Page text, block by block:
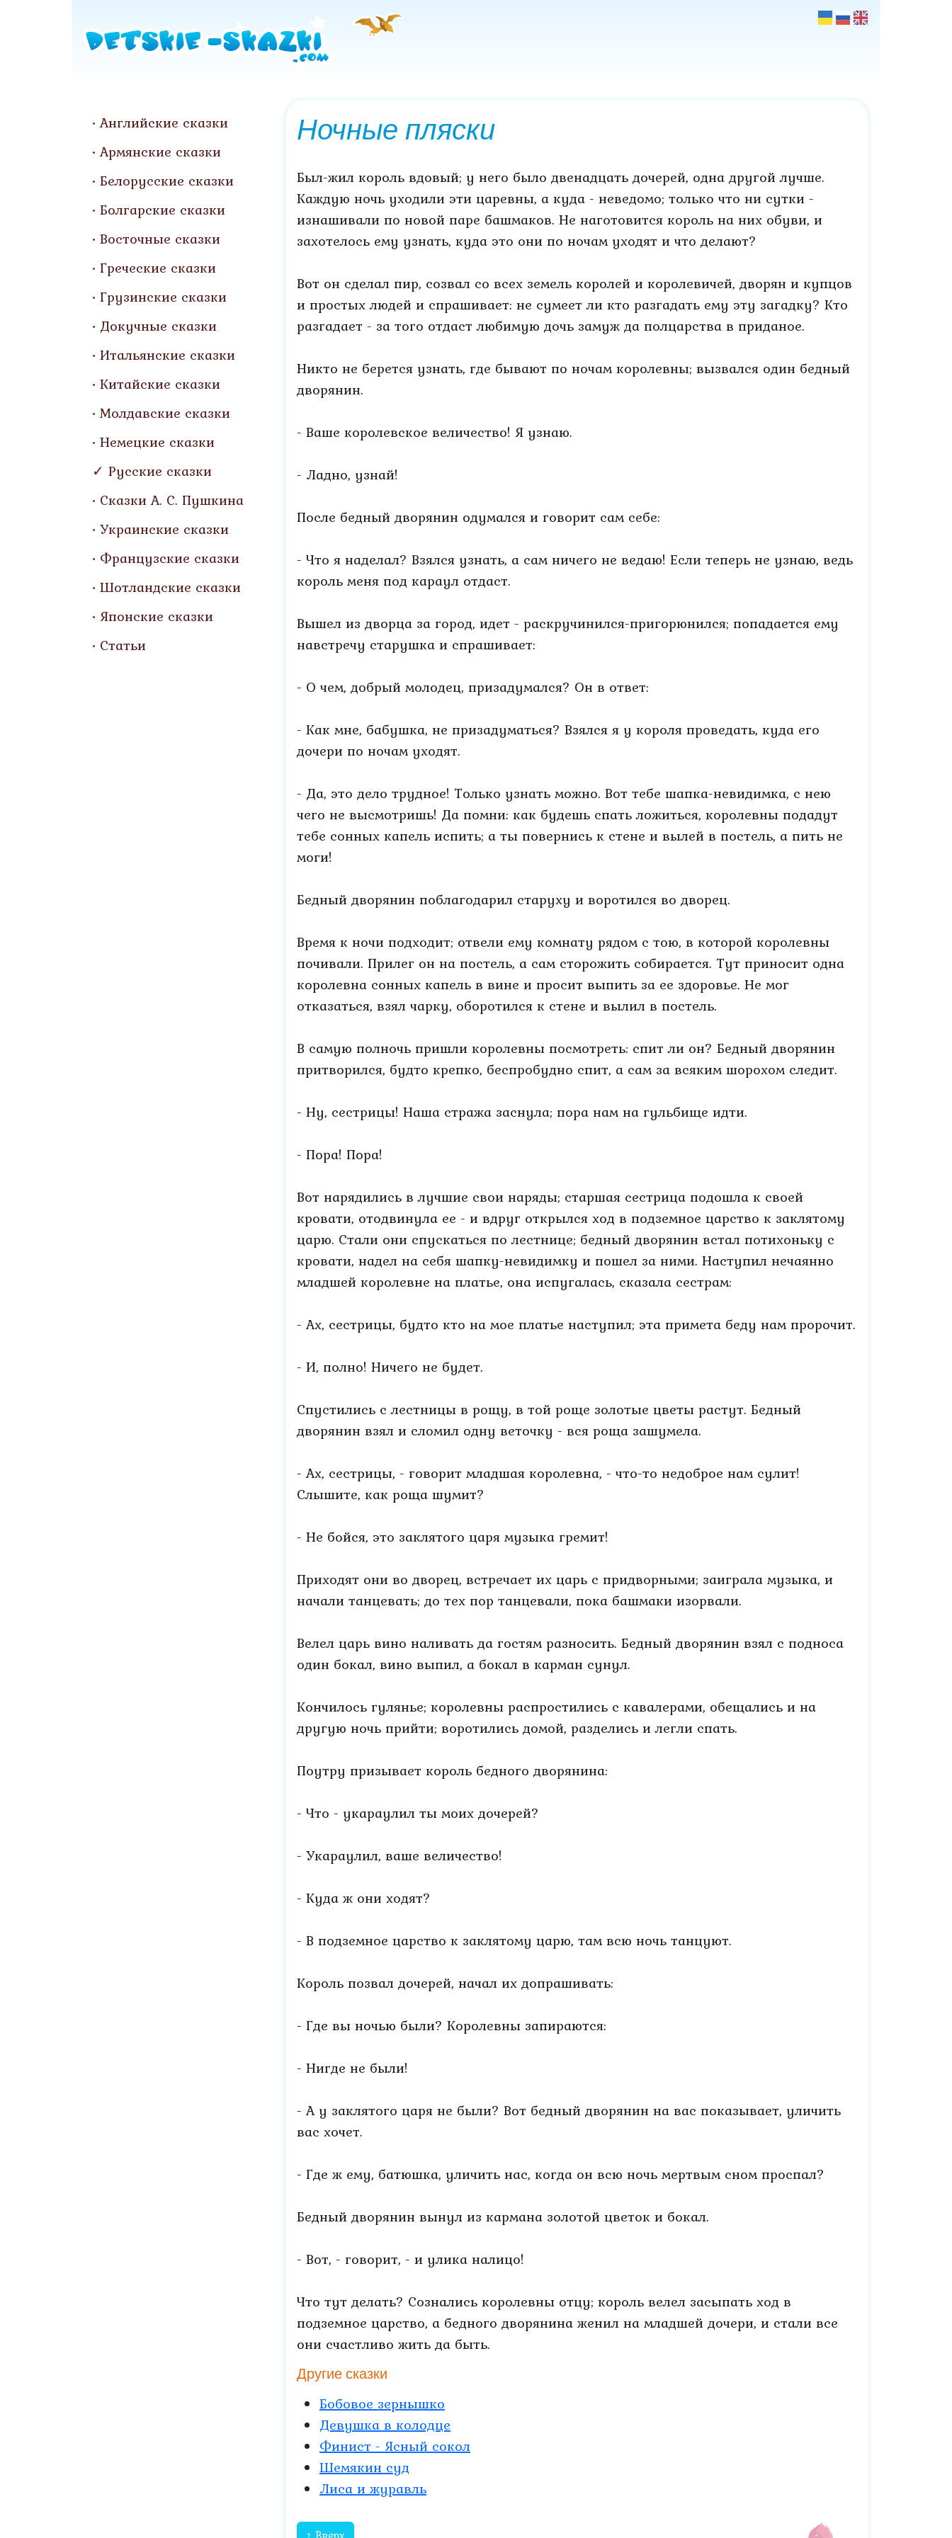
Английские сказки
Армянские сказки
Белорусские сказки
Болгарские сказки
Восточные сказки
Греческие сказки
Грузинские сказки
Докучные сказки
Итальянские сказки
Китайские сказки
Молдавские сказки
Немецкие сказки
Русские сказки
Сказки А. С. Пушкина
Украинские сказки
Французские сказки
Шотландские сказки
Японские сказки
Статьи
Ночные пляски
Был-жил король вдовый; у него было двенадцать дочерей, одна другой лучше.
Каждую ночь уходили эти царевны, а куда - неведомо; только что ни сутки -
изнашивали по новой паре башмаков. Не наготовится король на них обуви, и
захотелось ему узнать, куда это они по ночам уходят и что делают?
Вот он сделал пир, созвал со всех земель королей и королевичей, дворян и купцов
и простых людей и спрашивает: не сумеет ли кто разгадать ему эту загадку? Кто
разгадает - за того отдаст любимую дочь замуж да полцарства в приданое.
Никто не берется узнать, где бывают по ночам королевны; вызвался один бедный
дворянин.
- Ваше королевское величество! Я узнаю.
- Ладно, узнай!
После бедный дворянин одумался и говорит сам себе:
- Что я наделал? Взялся узнать, а сам ничего не ведаю! Если теперь не узнаю, ведь
король меня под караул отдаст.
Вышел из дворца за город, идет - раскручинился-пригорюнился; попадается ему
навстречу старушка и спрашивает:
- О чем, добрый молодец, призадумался? Он в ответ:
- Как мне, бабушка, не призадуматься? Взялся я у короля проведать, куда его
дочери по ночам уходят.
- Да, это дело трудное! Только узнать можно. Вот тебе шапка-невидимка, с нею
чего не высмотришь! Да помни: как будешь спать ложиться, королевны подадут
тебе сонных капель испить; а ты повернись к стене и вылей в постель, а пить не
моги!
Бедный дворянин поблагодарил старуху и воротился во дворец.
Время к ночи подходит; отвели ему комнату рядом с тою, в которой королевны
почивали. Прилег он на постель, а сам сторожить собирается. Тут приносит одна
королевна сонных капель в вине и просит выпить за ее здоровье. Не мог
отказаться, взял чарку, оборотился к стене и вылил в постель.
В самую полночь пришли королевны посмотреть: спит ли он? Бедный дворянин
притворился, будто крепко, беспробудно спит, а сам за всяким шорохом следит.
- Ну, сестрицы! Наша стража заснула; пора нам на гульбище идти.
- Пора! Пора!
Вот нарядились в лучшие свои наряды; старшая сестрица подошла к своей
кровати, отодвинула ее - и вдруг открылся ход в подземное царство к заклятому
царю. Стали они спускаться по лестнице; бедный дворянин встал потихоньку с
кровати, надел на себя шапку-невидимку и пошел за ними. Наступил нечаянно
младшей королевне на платье, она испугалась, сказала сестрам:
- Ах, сестрицы, будто кто на мое платье наступил; эта примета беду нам пророчит.
- И, полно! Ничего не будет.
Спустились с лестницы в рощу, в той роще золотые цветы растут. Бедный
дворянин взял и сломил одну веточку - вся роща зашумела.
- Ах, сестрицы, - говорит младшая королевна, - что-то недоброе нам сулит!
Слышите, как роща шумит?
- Не бойся, это заклятого царя музыка гремит!
Приходят они во дворец, встречает их царь с придворными; заиграла музыка, и
начали танцевать; до тех пор танцевали, пока башмаки изорвали.
Велел царь вино наливать да гостям разносить. Бедный дворянин взял с подноса
один бокал, вино выпил, а бокал в карман сунул.
Кончилось гулянье; королевны распростились с кавалерами, обещались и на
другую ночь прийти; воротились домой, разделись и легли спать.
Поутру призывает король бедного дворянина:
- Что - укараулил ты моих дочерей?
- Укараулил, ваше величество!
- Куда ж они ходят?
- В подземное царство к заклятому царю, там всю ночь танцуют.
Король позвал дочерей, начал их допрашивать:
- Где вы ночью были? Королевны запираются:
- Нигде не были!
- А у заклятого царя не были? Вот бедный дворянин на вас показывает, уличить
вас хочет.
- Где ж ему, батюшка, уличить нас, когда он всю ночь мертвым сном проспал?
Бедный дворянин вынул из кармана золотой цветок и бокал.
- Вот, - говорит, - и улика налицо!
Что тут делать? Сознались королевны отцу; король велел засыпать ход в
подземное царство, а бедного дворянина женил на младшей дочери, и стали все
они счастливо жить да быть.
Другие сказки
Бобовое зернышко
Девушка в колодце
Финист - Ясный сокол
Шемякин суд
Лиса и журавль